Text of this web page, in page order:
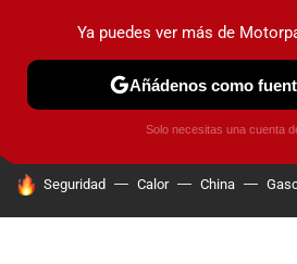
PRUEBAS COCHES ELÉCTRICOS
HOY SE HABLA DE
Seguridad Calor China
Ya puedes ver más de
Añádenos como
Solo necesitas una cuenta